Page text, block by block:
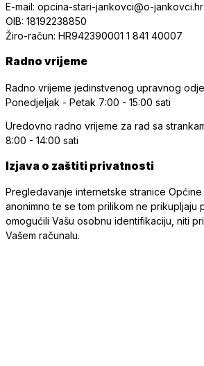
E-mail: opcina-stari-jankovci@o-jankovci.hr
OIB: 18192238850
Žiro-račun: HR942390001 1 841 40007
Radno vrijeme
Radno vrijeme jedinstvenog upravnog
Ponedjeljak - Petak 7:00 - 15:00 sati
Uredovno radno vrijeme za rad sa
8:00 - 14:00 sati
Izjava o zaštiti privatnosti
Pregledavanje internetske stranice
anonimno te se tom prilikom ne prikupljaju
omogućili Vašu osobnu identifikaciju, niti
Vašem računalu.